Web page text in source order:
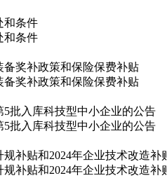
和条件
和条件
奖补政策和保险保费补贴
奖补政策和保险保费补贴
5批入库科技型中小企业的公告
5批入库科技型中小企业的公告
规补贴和2024年企业技术改造
规补贴和2024年企业技术改造